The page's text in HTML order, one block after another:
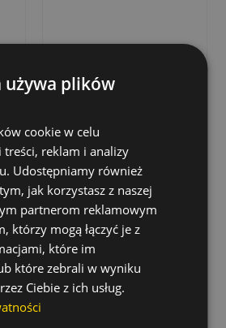
BIONIC PRO SDS-
PLUS, 7,0X100/160
20,20 zł
Dodaj do koszyka
używa plików
cookie w celu
treści, reklam i analizy
Udostępniamy również
jak korzystasz z naszej
partnerom reklamowym
którzy mogą łączyć je z
które im
które zebrali w wyniku
Ciebie z ich usług.